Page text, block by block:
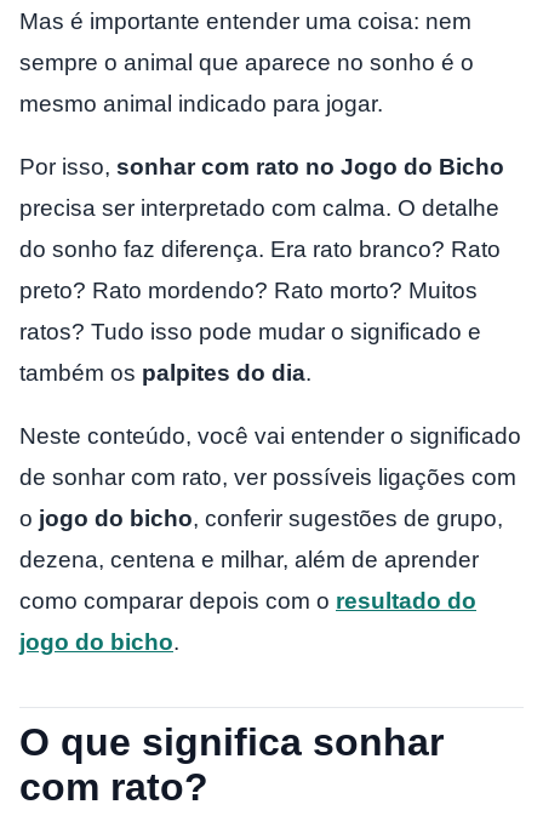
Mas é importante entender uma coisa: nem
sempre o animal que aparece no sonho é o
mesmo animal indicado para jogar.
Por isso, sonhar com rato no Jogo do Bicho
precisa ser interpretado com calma. O detalhe
do sonho faz diferença. Era rato branco? Rato
preto? Rato mordendo? Rato morto? Muitos
ratos? Tudo isso pode mudar o significado e
também os palpites do dia.
Neste conteúdo, você vai entender o significado
de sonhar com rato, ver possíveis ligações com
o jogo do bicho, conferir sugestões de grupo,
dezena, centena e milhar, além de aprender
como comparar depois com o resultado do
jogo do bicho.
O que significa sonhar
com rato?